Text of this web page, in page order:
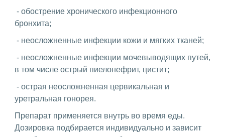
- обострение хронического инфекционного
бронхита;
- неосложненные инфекции кожи и мягких тканей;
- неосложненные инфекции мочевыводящих путей,
в том числе острый пиелонефрит, цистит;
- острая неосложненная цервикальная и
уретральная гонорея.
Препарат применяется внутрь во время еды.
Дозировка подбирается индивидуально и зависит